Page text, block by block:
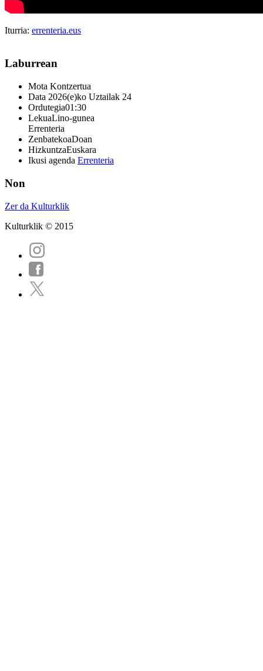
Iturria: errenteria.eus
Laburrean
Mota Kontzertua
Data 2026(e)ko Uztailak 24
Ordutegia01:30
LekuaLino-gunea
Errenteria
ZenbatekoaDoan
HizkuntzaEuskara
Ikusi agenda Errenteria
Non
Zer da Kulturklik
Kulturklik © 2015